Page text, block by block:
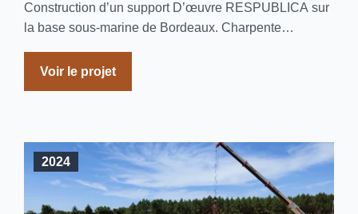
Construction d’un support D’œuvre RESPUBLICA sur
la base sous-marine de Bordeaux. Charpente
Voir le projet
2024